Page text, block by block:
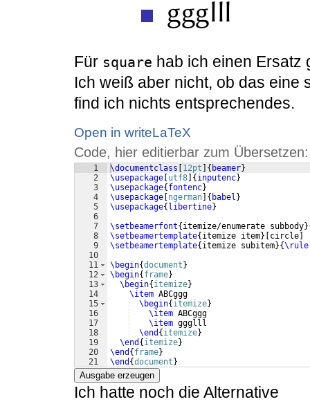
Für square hab ich einen Ersatz
Ich weiß aber nicht, ob das
find ich nichts entsprechendes.
Open in writeLaTeX
Code, hier editierbar zum Übersetzen:
1
2
3
4
5
6
7
8
9
10
11
12
13
14
15
16
17
18
19
20
21
\documentclass 12pt { beamer}
\usepackage utf8 { inputenc}
\usepackage{ fontenc}
\usepackage ngerman { babel }
\usepackage{ libertine}
\setbeamerfont{ itemize/enumerate subbody}
\setbeamertemplate{ itemize item} circle
\setbeamertemplate{ itemize subitem}{\rule
\begin{document }
\begin{ frame}
\begin{ itemize}
\item ABCggg
\begin{ itemize}
\item ABCggg
\item ggglll
\end { itemize}
\end { itemize}
\end { frame}
\end {document }
Ausgabe erzeugen
Ich hatte noch die Alternative